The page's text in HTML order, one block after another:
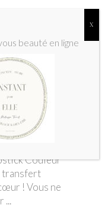
»
Couleur
transfert
! Vous ne
beauté en ligne